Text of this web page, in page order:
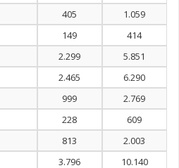
405
1.059
149
414
2.299
5.851
2.465
6.290
999
2.769
228
609
813
2.003
3.796
10.140